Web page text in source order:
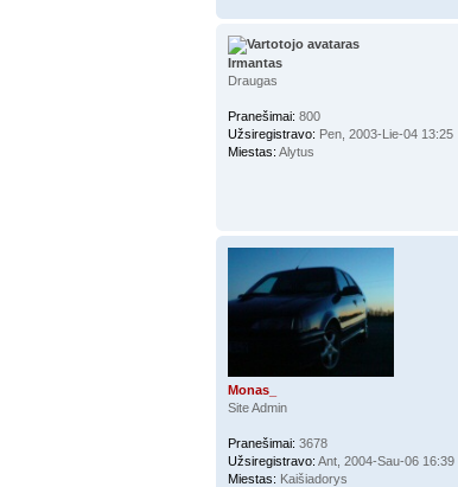
Irmantas
Draugas
Pranešimai: 800
Užsiregistravo: Pen, 2003-Lie-04 13:25
Miestas: Alytus
Monas_
Site Admin
Pranešimai: 3678
Užsiregistravo: Ant, 2004-Sau-06 16:39
Miestas: Kaišiadorys